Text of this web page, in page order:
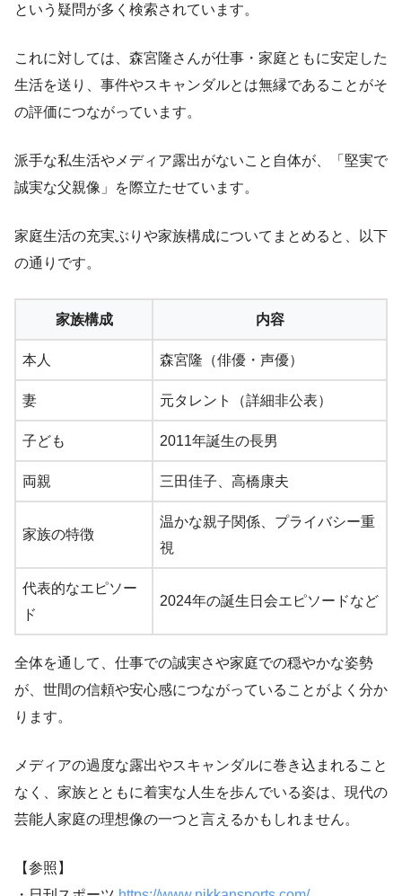
という疑問が多く検索されています。
これに対しては、森宮隆さんが仕事・家庭ともに安定した
生活を送り、事件やスキャンダルとは無縁であることがそ
の評価につながっています。
派手な私生活やメディア露出がないこと自体が、「堅実で
誠実な父親像」を際立たせています。
家庭生活の充実ぶりや家族構成についてまとめると、以下
の通りです。
家族構成 内容
本人 森宮隆（俳優・声優）
妻 元タレント（詳細非公表）
子ども 2011年誕生の長男
両親 三田佳子、高橋康夫
家族の特徴
温かな親子関係、プライバシー重
視
代表的なエピソー
ド
2024年の誕生日会エピソードなど
全体を通して、仕事での誠実さや家庭での穏やかな姿勢
が、世間の信頼や安心感につながっていることがよく分か
ります。
メディアの過度な露出やスキャンダルに巻き込まれること
なく、家族とともに着実な人生を歩んでいる姿は、現代の
芸能人家庭の理想像の一つと言えるかもしれません。
【参照】